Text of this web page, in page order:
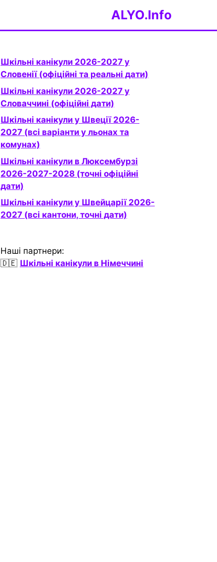
ALYO.Info
Шкільні канікули 2026-2027 у
Словенії (офіційні та реальні дати)
Шкільні канікули 2026-2027 у
Словаччині (офіційні дати)
Шкільні канікули у Швеції 2026-
2027 (всі варіанти у льонах та
комунах)
Шкільні канікули в Люксембурзі
2026-2027-2028 (точні офіційні
дати)
Шкільні канікули у Швейцарії 2026-
2027 (всі кантони, точні дати)
Наші партнери:
🇩🇪 Шкільні канікули в Німеччині